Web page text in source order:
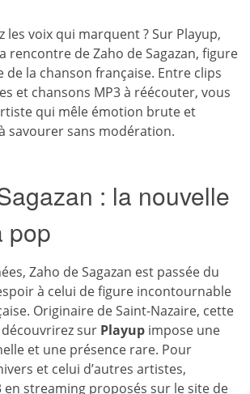
les voix qui marquent ? Sur Playup,
rencontre de Zaho de Sagazan, figure
de la chanson française. Entre clips
et chansons MP3 à réécouter, vous
qui mêle émotion brute et
savourer sans modération.
: la nouvelle
pop
Zaho de Sagazan est passée du
à celui de figure incontournable
Originaire de Saint-Nazaire, cette
sur Playup impose une
et une présence rare. Pour
et celui d’autres artistes,
en streaming proposés sur le site de